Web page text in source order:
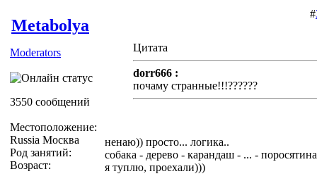
Metabolya
Moderators
3550 сообщений
Местоположение:
Russia Москва
Род занятий:
Возраст:
#
Цитата
dorr666 :
почаму странные!!!??????
ненаю)) просто... логика..
собака - дерево - карандаш - ... -
я туплю, проехали)))